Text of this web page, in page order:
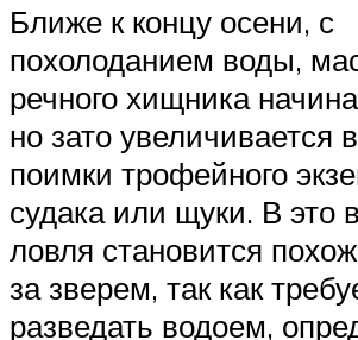
Ближе к концу осени, с
похолоданием воды,
речного хищника
но зато увеличивается
поимки трофейного
судака или щуки. В это
ловля становится
за зверем, так как
разведать водоем,